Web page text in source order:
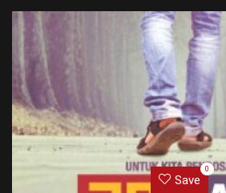
Save
0